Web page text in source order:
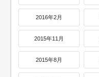
2016年2月
2015年11月
2015年8月